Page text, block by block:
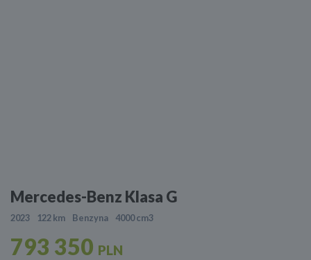
Mercedes-Benz Klasa G
2023 122 km Benzyna 4000 cm3
793 350 PLN